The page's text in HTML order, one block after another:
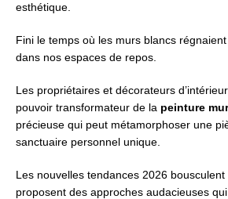
esthétique.
Fini le temps où les murs blancs
dans nos espaces de repos.
Les propriétaires et décorateurs
pouvoir transformateur de la peinture
précieuse qui peut métamorphoser une
sanctuaire personnel unique.
Les nouvelles tendances 2026
proposent des approches audacieuses